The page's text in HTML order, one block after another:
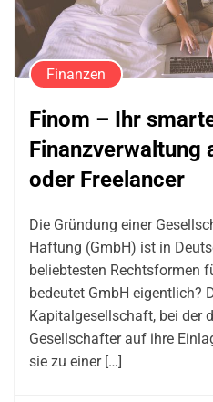
Finanzen
Finom – Ihr
Finanzverwaltung
oder Freelancer
Die Gründung einer
Haftung (GmbH) ist in
beliebtesten Rechtsformen
bedeutet GmbH eigentlich?
Kapitalgesellschaft, bei der
Gesellschafter auf ihre
sie zu einer […]